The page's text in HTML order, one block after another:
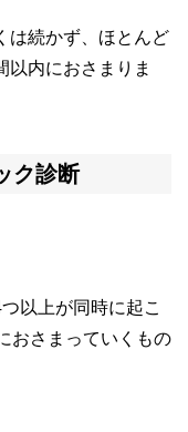
は続かず、ほとんど
以内におさまりま
ク診断
以上が同時に起こ
おさまっていくもの